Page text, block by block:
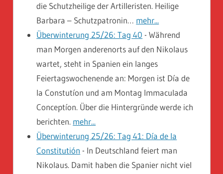
die Schutzheilige der Artilleristen. Heilige
Barbara – Schutzpatronin… mehr...
Überwinterung 25/26: Tag 40 - Während
man Morgen anderenorts auf den Nikolaus
wartet, steht in Spanien ein langes
Feiertagswochenende an: Morgen ist Día de
la Constutíon und am Montag Immaculada
Conceptíon. Über die Hintergründe werde ich
berichten. mehr...
Überwinterung 25/26: Tag 41: Día de la
Constitutión - In Deutschland feiert man
Nikolaus. Damit haben die Spanier nicht viel